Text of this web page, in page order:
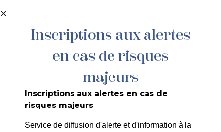
principal
64/26 – CONTRAT DE COREALISATION
ABBAYE DE SILVACANE – AGENCE
ARTISTIK
Inscriptions aux alertes
en cas de risques
majeurs
Inscriptions aux alertes en cas de
risques majeurs
Service de diffusion d'alerte et d'information à la